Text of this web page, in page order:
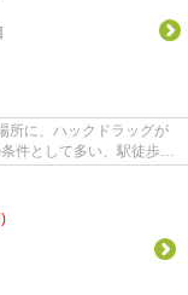
所に、ハックドラッグが
件として多い、駅徒歩9